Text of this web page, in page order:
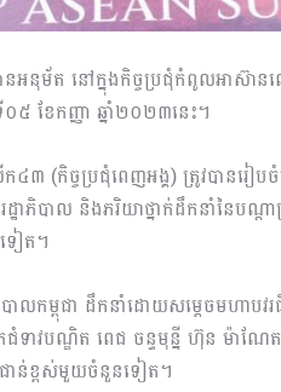
នអនុម័ត នៅក្នុងកិច្ចប្រជុំកំពូលអាស៊
៥ ខែកញ្ញា ឆ្នាំ២០២៣នេះ។
៤៣ (កិច្ចប្រជុំពេញអង្គ) ត្រូវបានរ
ាភិបាល និងភរិយាថ្នាក់ដឹកនាំនៃបណ្
ទៀត។
បាលកម្ពុជា ដឹកនាំដោយសម្ដេចមហាប
ទាវបណ្ឌិត ពេជ ចន្ទមុន្នី ហ៊ុន ម៉ាណែ
ជាន់ខ្ពស់មួយចំនួនទៀត។